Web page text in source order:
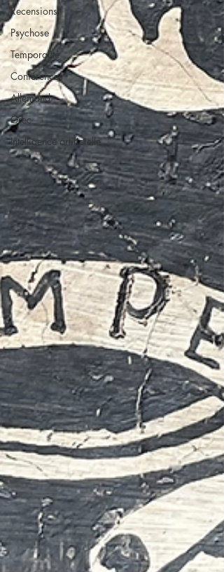
Recensions
Psychose
Temporalité
Conférences
Allemand
Grec
Intelligence artificielle